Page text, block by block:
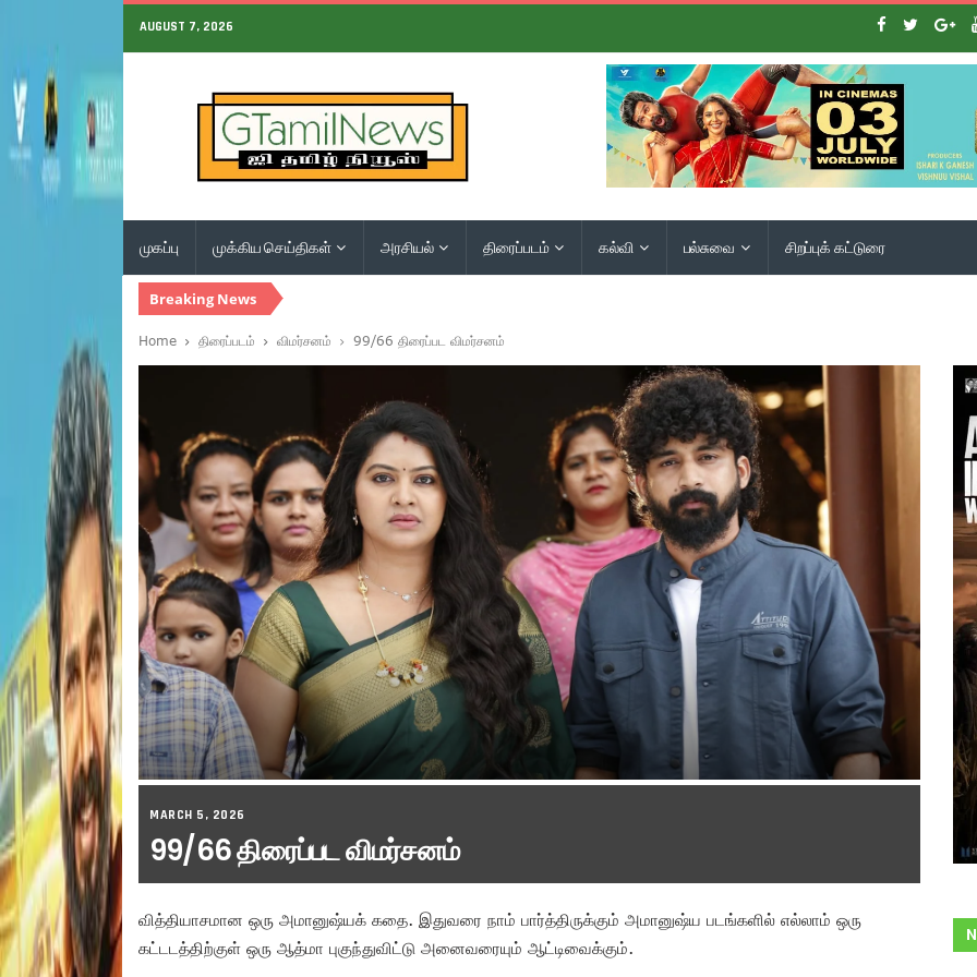
AUGUST 7, 2026
முகப்பு முக்கிய செய்திகள் அரசியல் திரைப்படம் கல்வி பல்சுவை சிறப்புக் கட்டுரை
Breaking News
Home திரைப்படம் விமர்சனம் 99/66 திரைப்பட விமர்சனம்
MARCH 5, 2026
99/66 திரைப்பட விமர்சனம்
வித்தியாசமான ஒரு அமானுஷ்யக் கதை. இதுவரை நாம் பார்த்திருக்கும் அமானுஷ்ய படங்களில் எல்லாம் ஒரு
கட்டடத்திற்குள் ஒரு ஆத்மா புகுந்துவிட்டு அனைவரையும் ஆட்டிவைக்கும்.